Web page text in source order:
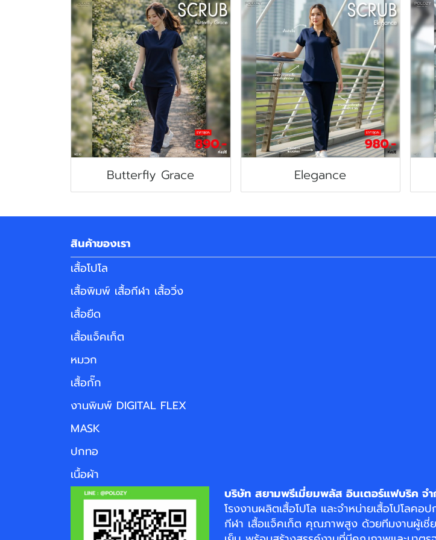
Butterfly Grace Elegance
สินค้าของเรา
เสื้อโปโล
เสื้อพิมพ์ เสื้อกีฬา เสื้อวิ่ง
เสื้อยืด
เสื้อแจ็คเก็ต
หมวก
เสื้อกั๊ก
งานพิมพ์ DIGITAL FLEX
MASK
ปกทอ
เนื้อผ้า
บริษัท สยามพรีเมี่ยมพลัส อินเตอร์แฟบริค จ
โรงงานผลิตเสื้อโปโล และจำหน่ายเสื้อโปโลคอป
กีฬา เสื้อแจ็คเก็ต คุณภาพสูง ด้วยทีมงานผู้เชี่ย